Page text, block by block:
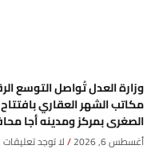
وزارة العدل تُواصل التوسع
مكاتب الشهر العقاري
الصغرى بمركز ومدينه أجا
أغسطس 6, 2026 لا توجد تعليقات